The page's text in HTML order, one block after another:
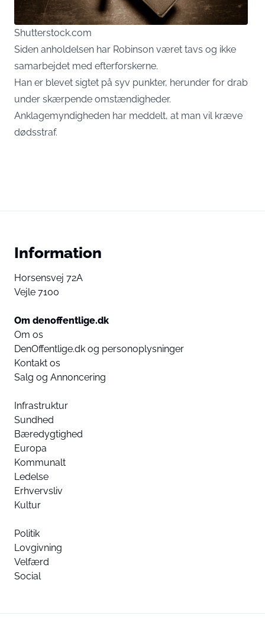
Shutterstock.com
Siden anholdelsen har Robinson været tavs og ikke
samarbejdet med efterforskerne.
Han er blevet sigtet på syv punkter, herunder for drab
under skærpende omstændigheder.
Anklagemyndigheden har meddelt, at man vil kræve
dødsstraf.
Information
Horsensvej 72A
Vejle 7100
Om denoffentlige.dk
Om os
DenOffentlige.dk og personoplysninger
Kontakt os
Salg og Annoncering
Infrastruktur
Sundhed
Bæredygtighed
Europa
Kommunalt
Ledelse
Erhvervsliv
Kultur
Politik
Lovgivning
Velfærd
Social